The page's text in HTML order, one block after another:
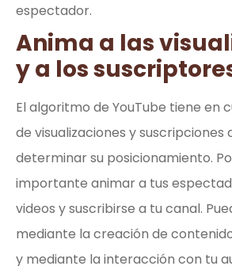
espectador.
Anima a las
y a los
El algoritmo de YouTube tiene en
de visualizaciones y suscripciones
determinar su posicionamiento.
importante animar a tus
videos y suscribirse a tu canal.
mediante la creación de
y mediante la interacción con tu